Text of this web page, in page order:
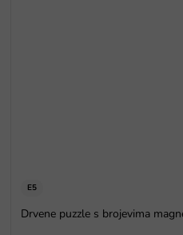
E5
Drvene puzzle s brojevima